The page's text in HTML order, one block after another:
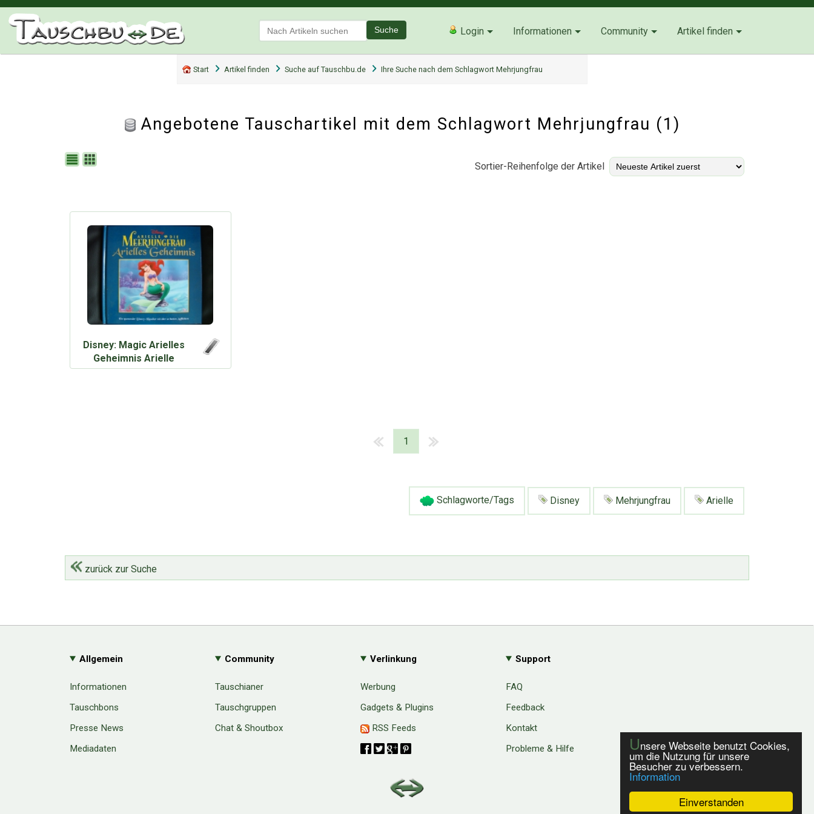
Einverstanden
Unsere Webseite benutzt Cookies,
um die Nutzung für unsere
Besucher zu verbessern.
Information
Suche Login Informationen Community Artikel finden
Start Artikel finden Suche auf Tauschbu.de Ihre Suche nach dem Schlagwort Mehrjungfrau
Angebotene Tauschartikel mit dem Schlagwort Mehrjungfrau (1)
Sortier-Reihenfolge der Artikel
Disney: Magic Arielles
Geheimnis Arielle
1
Schlagworte/Tags Disney Mehrjungfrau Arielle
zurück zur Suche
Allgemein
Informationen
Tauschbons
Presse News
Mediadaten
Community
Tauschianer
Tauschgruppen
Chat & Shoutbox
Verlinkung
Werbung
Gadgets & Plugins
RSS Feeds
Support
FAQ
Feedback
Kontakt
Probleme & Hilfe